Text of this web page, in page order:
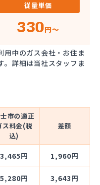
従量単価
330円～
中のガス会社・お住ま
。詳細は当社スタッフま
市の適正
ス料金(税
込)
差額
3,465円 1,960円
5,280円 3,643円